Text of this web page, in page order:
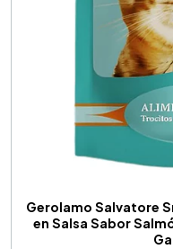
Gerolamo Salvatore
en Salsa Sabor